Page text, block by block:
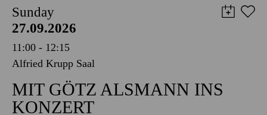
Sunday
27.09.2026
11:00 - 12:15
Alfried Krupp Saal
MIT GÖTZ ALSMANN INS
KONZERT